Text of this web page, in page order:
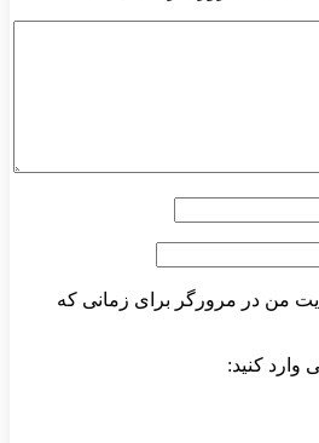
من در مرورگر برای زمانی که
وارد کنید: